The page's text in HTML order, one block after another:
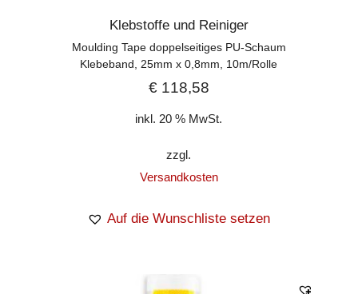
Klebstoffe und Reiniger
Moulding Tape doppelseitiges PU-Schaum
Klebeband, 25mm x 0,8mm, 10m/Rolle
€118,58
inkl. 20 % MwSt.
zzgl.
Versandkosten
Auf die Wunschliste setzen